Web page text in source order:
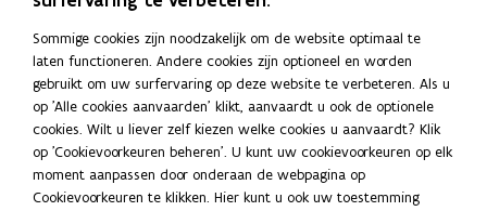
Archief Vlaanderen geeft steeds aan wie deeigenaar
(bewaargever)van de gearchiveerde overheidsinformatie is.
Afhankelijk van het type informatie en de geldende regels over
hergebruikzult u zich als burger moetenaanmelden. Het
aanmelden gebeurt met de eID, een mobiele app of
authenticator, de Itsme-app of sms.
Sommige cookies zijn noodzakelijk om de website optimaal te
laten functioneren. Andere cookies zijn optioneel en worden
gebruikt om uw surfervaring op deze website te verbeteren. Als u
op 'Alle cookies aanvaarden' klikt, aanvaardt u ook de optionele
cookies. Wilt u liever zelf kiezen welke cookies u aanvaardt? Klik
op 'Cookievoorkeuren beheren'. U kunt uw cookievoorkeuren op elk
moment aanpassen door onderaan de webpagina op
Cookievoorkeuren te klikken. Hier kunt u ook uw toestemming